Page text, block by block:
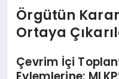
Örgütün
Ortaya
Çevrim İçi